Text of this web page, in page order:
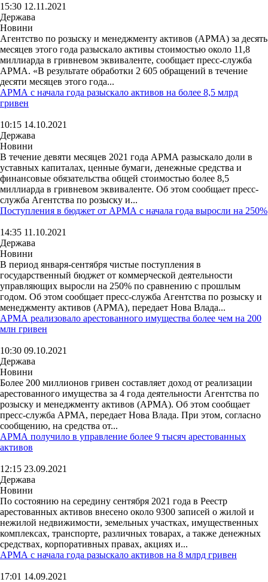
15:30 12.11.2021
Держава
Новини
Агентство по розыску и менеджменту активов (АРМА) за десять
месяцев этого года разыскало активы стоимостью около 11,8
миллиарда в гривневом эквиваленте, сообщает пресс-служба
АРМА. «В результате обработки 2 605 обращений в течение
десяти месяцев этого года...
АРМА с начала года разыскало активов на более 8,5 млрд
гривен
10:15 14.10.2021
Держава
Новини
В течение девяти месяцев 2021 года АРМА разыскало доли в
уставных капиталах, ценные бумаги, денежные средства и
финансовые обязательства общей стоимостью более 8,5
миллиарда в гривневом эквиваленте. Об этом сообщает пресс-
служба Агентства по розыску и...
Поступления в бюджет от АРМА с начала года выросли на 250%
14:35 11.10.2021
Держава
Новини
В период января-сентября чистые поступления в
государственный бюджет от коммерческой деятельности
управляющих выросли на 250% по сравнению с прошлым
годом. Об этом сообщает пресс-служба Агентства по розыску и
менеджменту активов (АРМА), передает Нова Влада...
АРМА реализовало арестованного имущества более чем на 200
млн гривен
10:30 09.10.2021
Держава
Новини
Более 200 миллионов гривен составляет доход от реализации
арестованного имущества за 4 года деятельности Агентства по
розыску и менеджменту активов (АРМА). Об этом сообщает
пресс-служба АРМА, передает Нова Влада. При этом, согласно
сообщению, на средства от...
АРМА получило в управление более 9 тысяч арестованных
активов
12:15 23.09.2021
Держава
Новини
По состоянию на середину сентября 2021 года в Реестр
арестованных активов внесено около 9300 записей о жилой и
нежилой недвижимости, земельных участках, имущественных
комплексах, транспорте, различных товарах, а также денежных
средствах, корпоративных правах, акциях и...
АРМА с начала года разыскало активов на 8 млрд гривен
17:01 14.09.2021